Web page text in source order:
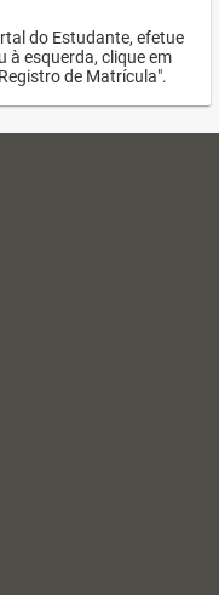
do Estudante, efetue
à esquerda, clique em
de Matrícula".